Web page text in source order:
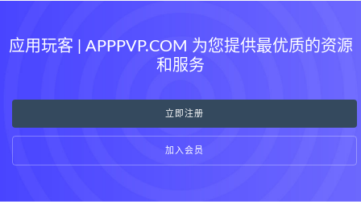
应用玩客 | APPPVP.COM 为您提供最优质的资源
和服务
立即注册
加入会员